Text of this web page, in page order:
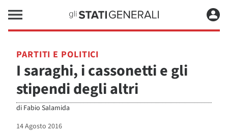
PARTITI E POLITICI
I saraghi, i cassonetti e gli
stipendi degli altri
di Fabio Salamida
14 Agosto 2016